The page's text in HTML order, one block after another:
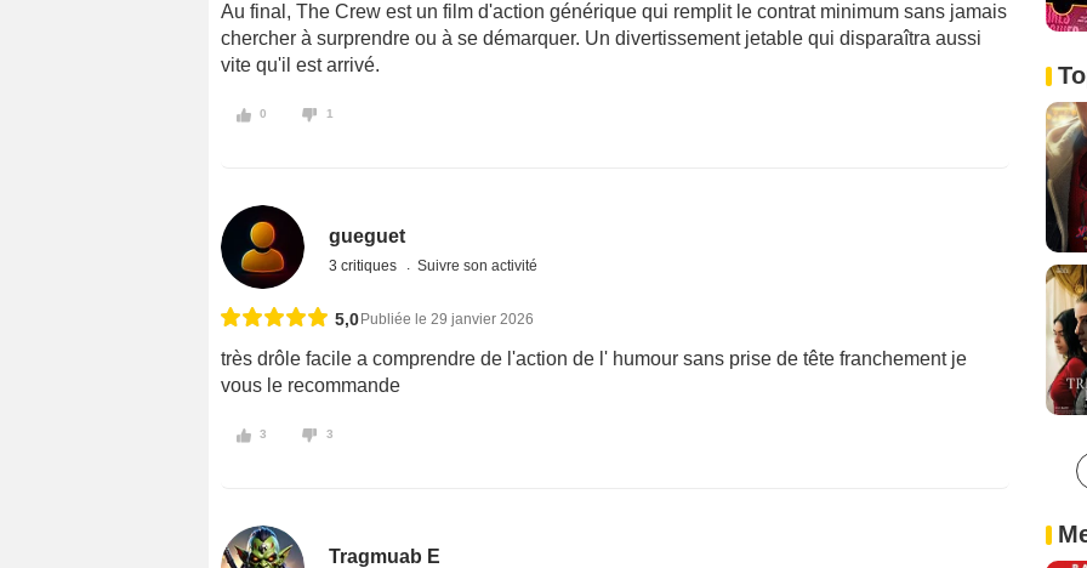
Au final, The Crew est un film d'action générique qui remplit le contrat minimum sans jamais
chercher à surprendre ou à se démarquer. Un divertissement jetable qui disparaîtra aussi
vite qu'il est arrivé.
0 1
gueguet
3 critiques Suivre son activité
5,0Publiée le 29 janvier 2026
très drôle facile a comprendre de l'action de l' humour sans prise de tête franchement je
vous le recommande
3 3
Tragmuab E